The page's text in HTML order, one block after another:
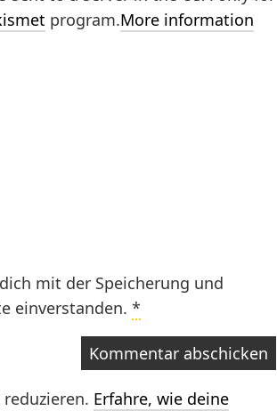
program.More information
mit der Speicherung und
einverstanden. *
Erfahre, wie deine